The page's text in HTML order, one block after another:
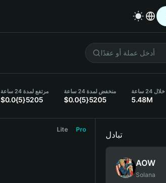
مرتفع لمدة 24 ساعة
$0.0{5}5205
منخفض لمدة 24 ساعة
$0.0{5}5205 5.48M
Lite Pro
تبادل
AOW
Solana